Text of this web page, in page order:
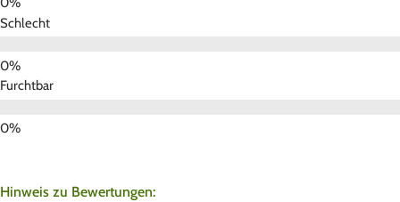
Schlecht
Furchtbar
Hinweis zu Bewertungen: